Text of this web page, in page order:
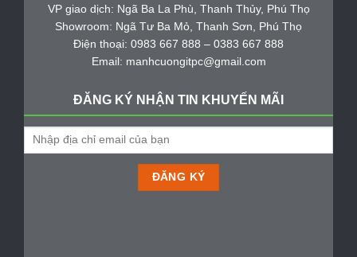
VP giao dịch: Ngã Ba La Phù, Thanh Thủy, Phú Thọ
Showroom: Ngã Tư Ba Mỏ, Thanh Sơn, Phú Thọ
Điện thoại: 0983 667 888 – 0383 667 888
Email: manhcuongitpc@gmail.com
ĐĂNG KÝ NHẬN TIN KHUYẾN MÃI